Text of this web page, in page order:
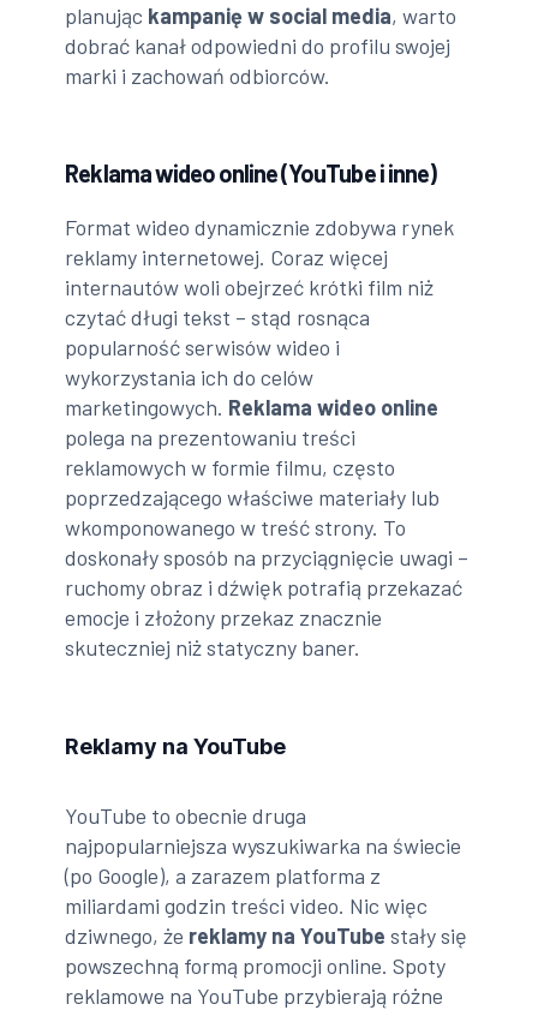
planując kampanię w social media, warto
dobrać kanał odpowiedni do profilu swojej
marki i zachowań odbiorców.
Reklama wideo online (YouTube i inne)
Format wideo dynamicznie zdobywa rynek
reklamy internetowej. Coraz więcej
internautów woli obejrzeć krótki film niż
czytać długi tekst – stąd rosnąca
popularność serwisów wideo i
wykorzystania ich do celów
marketingowych. Reklama wideo online
polega na prezentowaniu treści
reklamowych w formie filmu, często
poprzedzającego właściwe materiały lub
wkomponowanego w treść strony. To
doskonały sposób na przyciągnięcie uwagi –
ruchomy obraz i dźwięk potrafią przekazać
emocje i złożony przekaz znacznie
skuteczniej niż statyczny baner.
Reklamy na YouTube
YouTube to obecnie druga
najpopularniejsza wyszukiwarka na świecie
(po Google), a zarazem platforma z
miliardami godzin treści video. Nic więc
dziwnego, że reklamy na YouTube stały się
powszechną formą promocji online. Spoty
reklamowe na YouTube przybierają różne